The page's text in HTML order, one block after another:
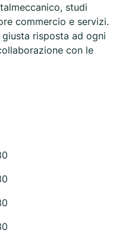
studi
commercio e servizi.
risposta ad ogni
con le